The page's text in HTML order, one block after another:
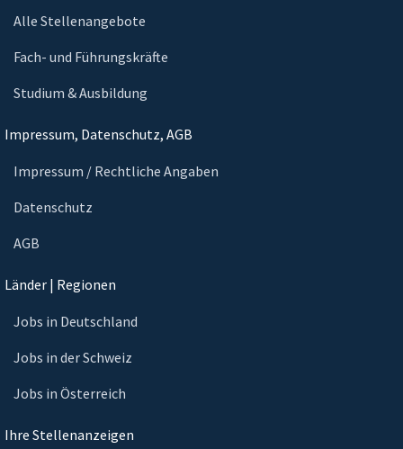
Alle Stellenangebote
Fach- und Führungskräfte
Studium & Ausbildung
Impressum, Datenschutz, AGB
Impressum / Rechtliche Angaben
Datenschutz
AGB
Länder | Regionen
Jobs in Deutschland
Jobs in der Schweiz
Jobs in Österreich
Ihre Stellenanzeigen